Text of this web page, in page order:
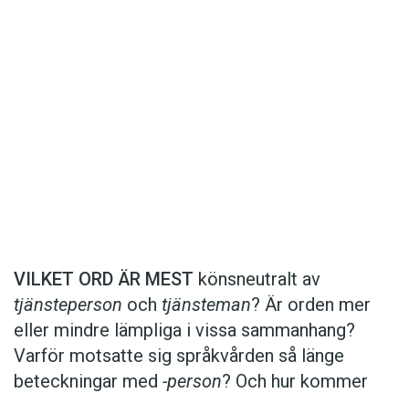
Hantera cookie-inställningar
VILKET ORD ÄR MEST könsneutralt av
tjänsteperson och tjänsteman? Är orden mer
eller mindre lämpliga i vissa sammanhang?
Varför motsatte sig språkvården så länge
beteckningar med -person? Och hur kommer